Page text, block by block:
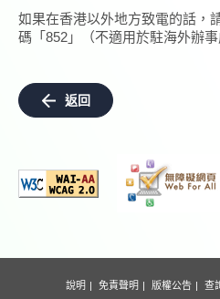
如果在香港以外地方致電的話，
碼「852」（不適用於駐海外辦事
返回
說明 免責聲明 版權公告 查